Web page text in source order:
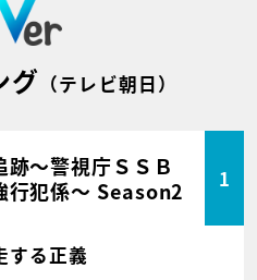
グ （テレビ朝日）
跡～警視庁ＳＳＢ
行犯係～ Season2
1
る正義